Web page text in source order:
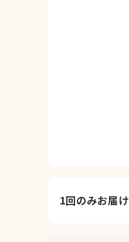
1回のみお届け